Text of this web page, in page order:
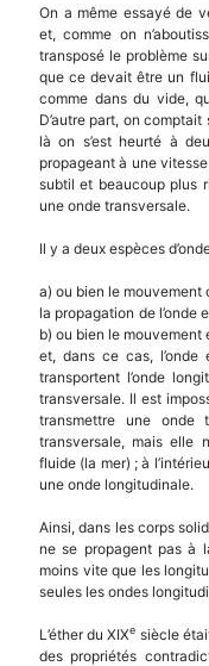
On a même essayé de
et, comme on
transposé le problème
que ce devait être un
comme dans du vide,
D’autre part, on
là on s’est heurté à
propageant à une
subtil et beaucoup plus
une onde transversale.
Il y a deux espèces
a) ou bien le
la propagation de l’onde
b) ou bien le mouvement
et, dans ce cas,
transportent l’onde
transversale. Il est
transmettre une onde
transversale, mais elle
fluide (la mer) ; à
une onde longitudinale.
Ainsi, dans les corps
ne se propagent pas à
moins vite que les
seules les ondes
L’éther du XIXe siècle
des propriétés